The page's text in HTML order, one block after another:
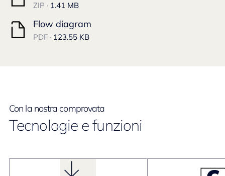
ZIP · 1.41 MB
Flow diagram
PDF · 123.55 KB
Con la nostra comprovata
Tecnologie e funzioni